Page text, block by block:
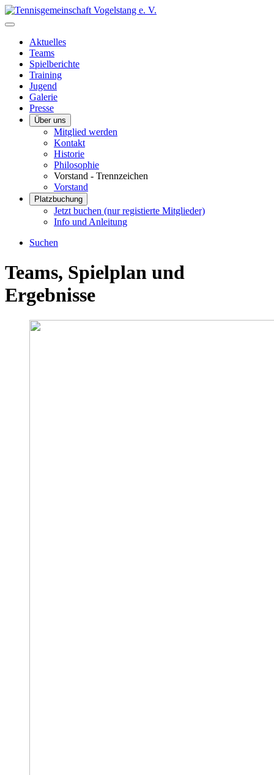
Aktuelles
Teams
Spielberichte
Training
Jugend
Galerie
Presse
Über uns
Mitglied werden
Kontakt
Historie
Philosophie
Vorstand - Trennzeichen
Vorstand
Platzbuchung
Jetzt buchen (nur registierte Mitglieder)
Info und Anleitung
Suchen
Teams, Spielplan und
Ergebnisse